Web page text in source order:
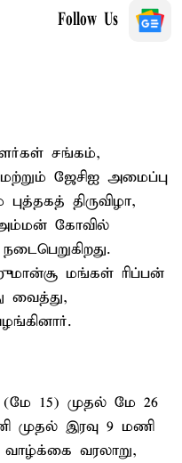
Follow Us
சங்கம்,
ஜேசிஐ அமைப்பு
திருவிழா,
கோவில்
மங்கள் ரிப்பன்
வைத்து,
(மே 15) முதல் மே 26
முதல் இரவு 9 மணி
வரலாறு,